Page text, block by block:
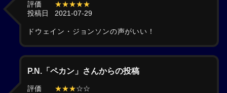
評価
★★★★★
投稿日
2021-07-29
ドウェイン・ジョンソンの声がいい！
P.N.「ペカン」さんからの投稿
評価 ★★★☆☆